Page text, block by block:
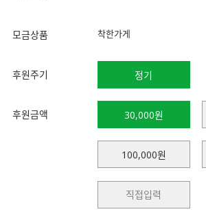
모금상품 착한가게
후원주기 정기
후원금액 30,000원
100,000원